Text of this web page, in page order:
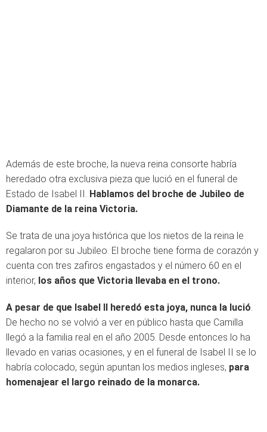
Además de este broche, la nueva reina consorte habría
heredado otra exclusiva pieza que lució en el funeral de
Estado de Isabel II. Hablamos del broche de Jubileo de
Diamante de la reina Victoria.
Se trata de una joya histórica que los nietos de la reina le
regalaron por su Jubileo. El broche tiene forma de corazón y
cuenta con tres zafiros engastados y el número 60 en el
interior, los años que Victoria llevaba en el trono.
A pesar de que Isabel II heredó esta joya, nunca la lució.
De hecho no se volvió a ver en público hasta que Camilla
llegó a la familia real en el año 2005. Desde entonces lo ha
llevado en varias ocasiones, y en el funeral de Isabel II se lo
habría colocado, según apuntan los medios ingleses, para
homenajear el largo reinado de la monarca.